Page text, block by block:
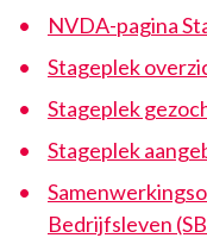
NVDA-pagina
Stageplek
Stageplek
Stageplek
Bedrijfsleven